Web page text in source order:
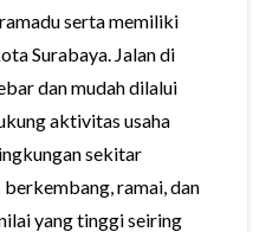
serta memiliki
Surabaya. Jalan di
dan mudah dilalui
aktivitas usaha
sekitar
ramai, dan
yang tinggi seiring